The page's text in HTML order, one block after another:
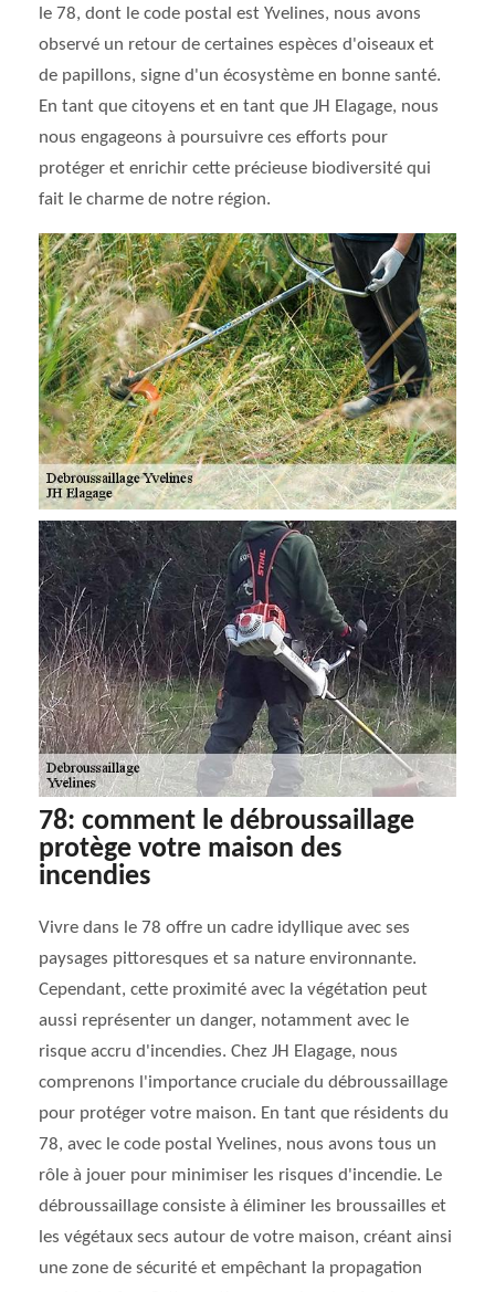
le 78, dont le code postal est Yvelines, nous avons
observé un retour de certaines espèces d'oiseaux et
de papillons, signe d'un écosystème en bonne santé.
En tant que citoyens et en tant que JH Elagage, nous
nous engageons à poursuivre ces efforts pour
protéger et enrichir cette précieuse biodiversité qui
fait le charme de notre région.
78: comment le débroussaillage
protège votre maison des
incendies
Vivre dans le 78 offre un cadre idyllique avec ses
paysages pittoresques et sa nature environnante.
Cependant, cette proximité avec la végétation peut
aussi représenter un danger, notamment avec le
risque accru d'incendies. Chez JH Elagage, nous
comprenons l'importance cruciale du débroussaillage
pour protéger votre maison. En tant que résidents du
78, avec le code postal Yvelines, nous avons tous un
rôle à jouer pour minimiser les risques d'incendie. Le
débroussaillage consiste à éliminer les broussailles et
les végétaux secs autour de votre maison, créant ainsi
une zone de sécurité et empêchant la propagation